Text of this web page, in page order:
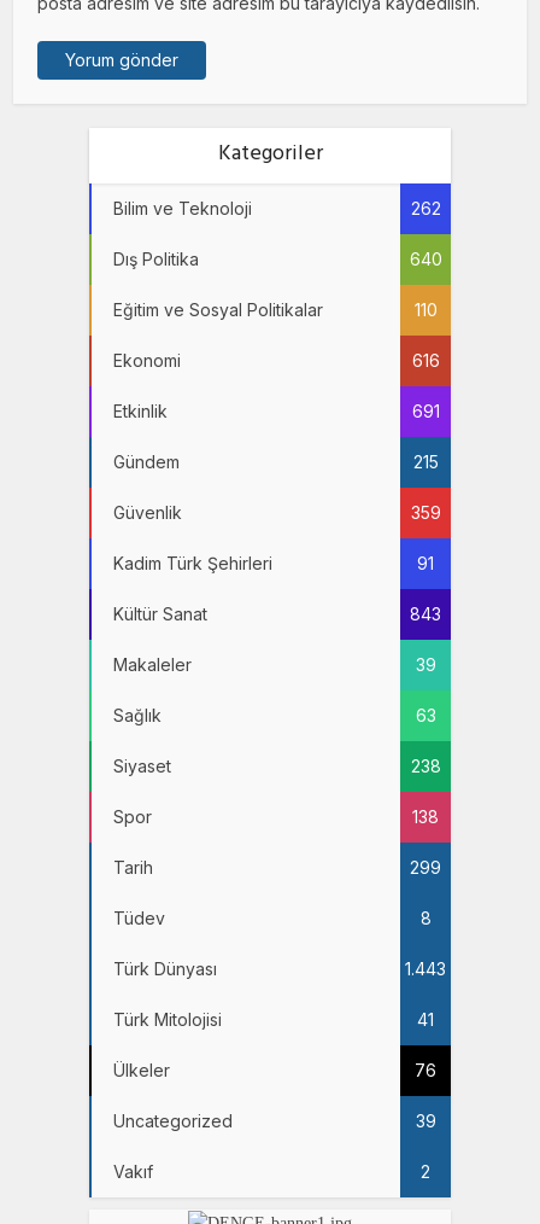
Kategoriler
Bilim ve Teknoloji 262
Dış Politika 640
Eğitim ve Sosyal Politikalar 110
Ekonomi 616
Etkinlik 691
Gündem 215
Güvenlik 359
Kadim Türk Şehirleri 91
Kültür Sanat 843
Makaleler 39
Sağlık 63
Siyaset 238
Spor 138
Tarih 299
Tüdev 8
Türk Dünyası 1.443
Türk Mitolojisi 41
Ülkeler 76
Uncategorized 39
Vakıf 2